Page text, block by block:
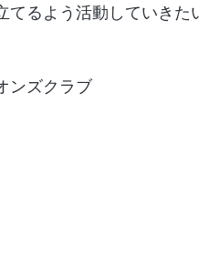
てるよう活動していき
ンズクラブ